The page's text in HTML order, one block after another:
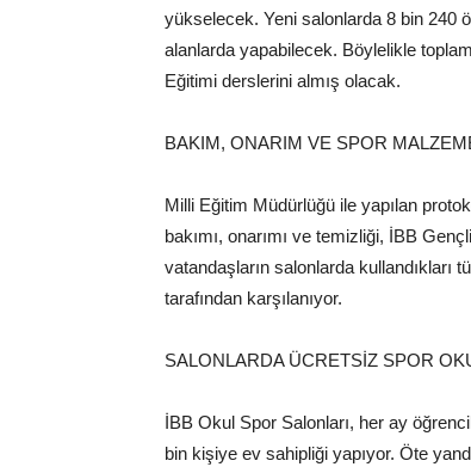
yükselecek. Yeni salonlarda 8 bin 240
alanlarda yapabilecek. Böylelikle
Eğitimi derslerini almış olacak.
BAKIM, ONARIM VE SPOR
Milli Eğitim Müdürlüğü ile yapılan
bakımı, onarımı ve temizliği, İBB
vatandaşların salonlarda
tarafından karşılanıyor.
SALONLARDA ÜCRETSİZ SPOR
İBB Okul Spor Salonları, her ay
bin kişiye ev sahipliği yapıyor. Öte